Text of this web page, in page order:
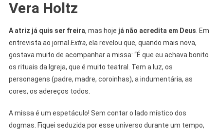
Vera Holtz
A atriz já quis ser freira, mas hoje já não acredita em Deus. Em
entrevista ao jornal Extra, ela revelou que, quando mais nova,
gostava muito de acompanhar a missa: “É que eu achava bonito
os rituais da Igreja, que é muito teatral. Tem a luz, os
personagens (padre, madre, coroinhas), a indumentária, as
cores, os adereços todos.
A missa é um espetáculo! Sem contar o lado místico dos
dogmas. Fiquei seduzida por esse universo durante um tempo,